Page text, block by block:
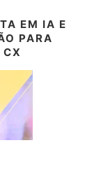
EM IA E
PARA